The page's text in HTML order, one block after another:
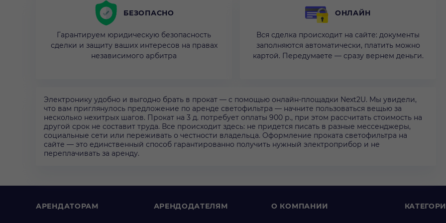
БЕЗОПАСНО
Гарантируем юридическую безопасность
сделки и защиту ваших интересов на правах
независимого арбитра
ОНЛАЙН
Вся сделка происходит на сайте: документы
заполняются автоматически, платить можно
картой. Передумаете — сразу вернем деньги.
Электронику удобно и выгодно брать в прокат — с помощью онлайн-площадки Next2U. Мы увидели,
что вам приглянулось предложение по аренде светофильтра — начните пользоваться вещью за
несколько нехитрых шагов. Прокат на 3 д. потребует оплаты 900 р., при этом рассчитать стоимость на
другой срок не составит труда. Все происходит здесь: не придется писать в разные мессенджеры,
социальные сети или переживать о честности владельца. Оформление проката светофильтра на
сайте — это единственный способ гарантированно получить нужный электроприбор и не
переплачивать за аренду.
АРЕНДАТОРАМ АРЕНДОДАТЕЛЯМ О КОМПАНИИ